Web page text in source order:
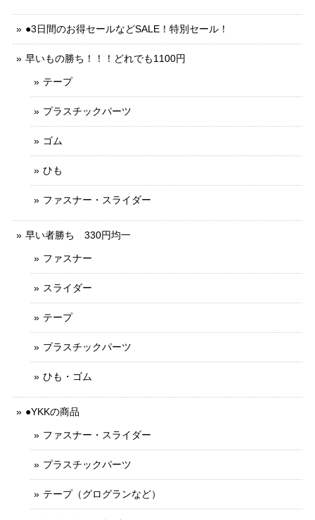
●3日間のお得セールなどSALE！特別セール！
早いもの勝ち！！！どれでも1100円
テープ
プラスチックパーツ
ゴム
ひも
ファスナー・スライダー
早い者勝ち 330円均一
ファスナー
スライダー
テープ
プラスチックパーツ
ひも・ゴム
●YKKの商品
ファスナー・スライダー
プラスチックパーツ
テープ（グログランなど）